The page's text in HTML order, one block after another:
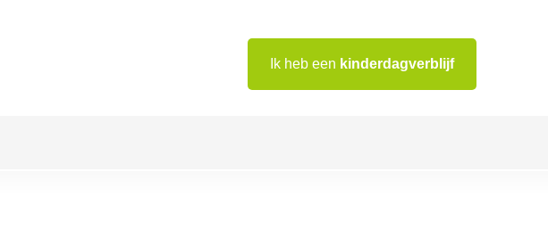
Ik heb een kinderdagverblijf